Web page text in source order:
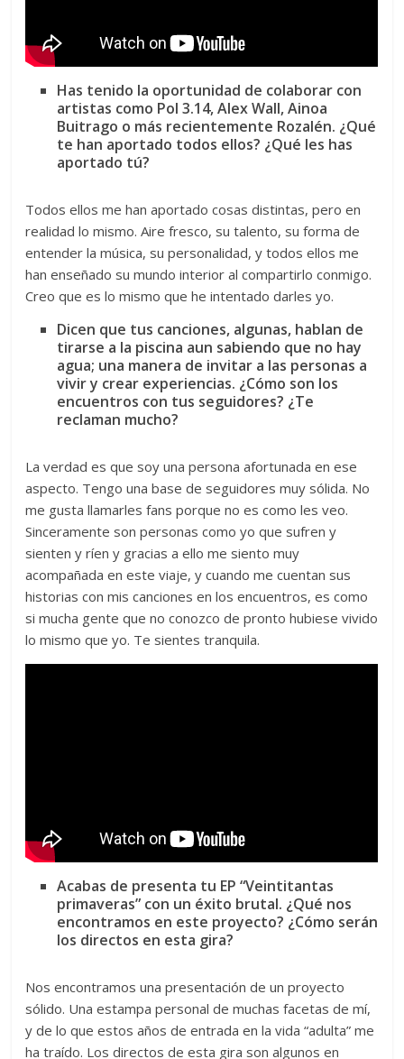
Has tenido la oportunidad de colaborar con
artistas como Pol 3.14, Alex Wall, Ainoa
Buitrago o más recientemente Rozalén. ¿Qué
te han aportado todos ellos? ¿Qué les has
aportado tú?
Todos ellos me han aportado cosas distintas, pero en
realidad lo mismo. Aire fresco, su talento, su forma de
entender la música, su personalidad, y todos ellos me
han enseñado su mundo interior al compartirlo conmigo.
Creo que es lo mismo que he intentado darles yo.
Dicen que tus canciones, algunas, hablan de
tirarse a la piscina aun sabiendo que no hay
agua; una manera de invitar a las personas a
vivir y crear experiencias. ¿Cómo son los
encuentros con tus seguidores? ¿Te
reclaman mucho?
La verdad es que soy una persona afortunada en ese
aspecto. Tengo una base de seguidores muy sólida. No
me gusta llamarles fans porque no es como les veo.
Sinceramente son personas como yo que sufren y
sienten y ríen y gracias a ello me siento muy
acompañada en este viaje, y cuando me cuentan sus
historias con mis canciones en los encuentros, es como
si mucha gente que no conozco de pronto hubiese vivido
lo mismo que yo. Te sientes tranquila.
Acabas de presenta tu EP “Veintitantas
primaveras” con un éxito brutal. ¿Qué nos
encontramos en este proyecto? ¿Cómo serán
los directos en esta gira?
Nos encontramos una presentación de un proyecto
sólido. Una estampa personal de muchas facetas de mí,
y de lo que estos años de entrada en la vida “adulta” me
ha traído. Los directos de esta gira son algunos en